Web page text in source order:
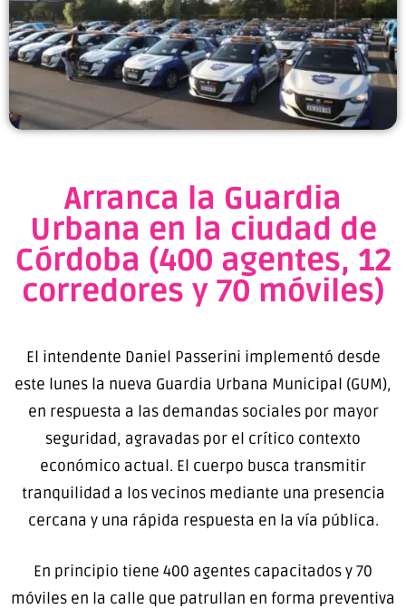
Arranca la Guardia
Urbana en la ciudad de
Córdoba (400 agentes, 12
corredores y 70 móviles)
El intendente Daniel Passerini implementó desde
este lunes la nueva Guardia Urbana Municipal (GUM),
en respuesta a las demandas sociales por mayor
seguridad, agravadas por el crítico contexto
económico actual. El cuerpo busca transmitir
tranquilidad a los vecinos mediante una presencia
cercana y una rápida respuesta en la vía pública.
En principio tiene 400 agentes capacitados y 70
móviles en la calle que patrullan en forma preventiva